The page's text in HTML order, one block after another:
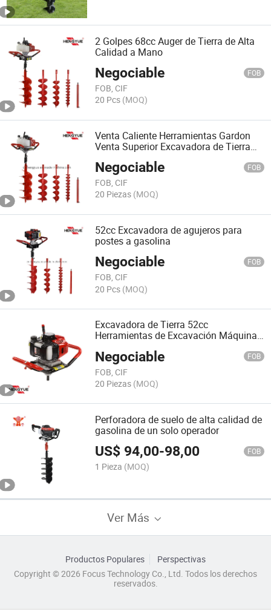
2 Golpes 68cc Auger de Tierra de Alta
Calidad a Mano
Negociable FOB
FOB, CIF
20 Pcs (MOQ)
Venta Caliente Herramientas Gardon
Venta Superior Excavadora de Tierra
Negociable FOB
FOB, CIF
20 Piezas (MOQ)
52cc Excavadora de agujeros para
postes a gasolina
Negociable FOB
FOB, CIF
20 Pcs (MOQ)
Excavadora de Tierra 52cc
Herramientas de Excavación Máquina
Negociable FOB
FOB, CIF
20 Piezas (MOQ)
Perforadora de suelo de alta calidad de
gasolina de un solo operador
US$ 94,00-98,00 FOB
1 Pieza (MOQ)
Ver Más
Productos Populares
Perspectivas
Copyright © 2026 Focus Technology Co., Ltd. Todos los derechos
reservados.